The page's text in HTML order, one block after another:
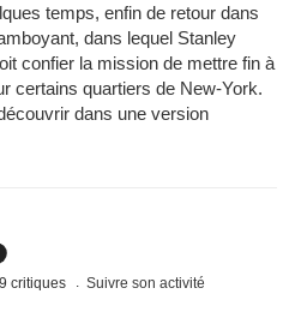
temps, enfin de retour dans
dans lequel Stanley
confier la mission de mettre fin à
certains quartiers de New-York.
dans une version
critiques Suivre son activité